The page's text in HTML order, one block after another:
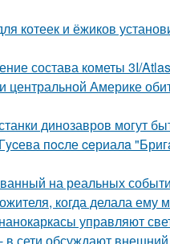
котеек и ёжиков
состава кометы 3I/
Америке
динозавров могут
пocле ceриалa
на реальных
когда делала ему
управляют